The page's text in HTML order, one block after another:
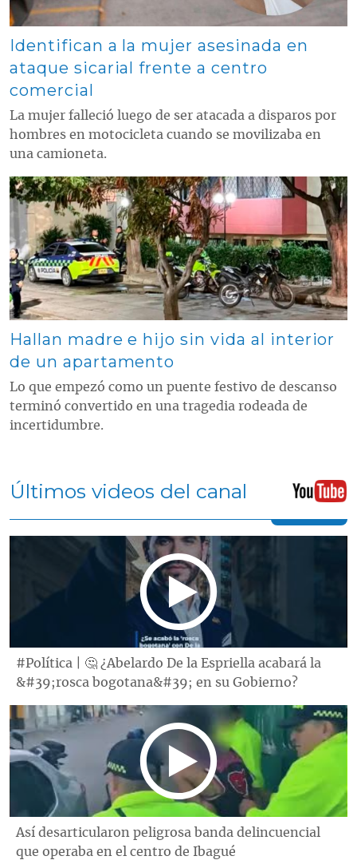
Identifican a la mujer asesinada en
ataque sicarial frente a centro
comercial
La mujer falleció luego de ser atacada a disparos por
hombres en motocicleta cuando se movilizaba en
una camioneta.
Contenido multimedia principal
Hallan madre e hijo sin vida al interior
de un apartamento
Lo que empezó como un puente festivo de descanso
terminó convertido en una tragedia rodeada de
incertidumbre.
Últimos videos del canal
#Política | 🤔 ¿Abelardo De la Espriella acabará la
&#39;rosca bogotana&#39; en su Gobierno?
Así desarticularon peligrosa banda delincuencial
que operaba en el centro de Ibagué